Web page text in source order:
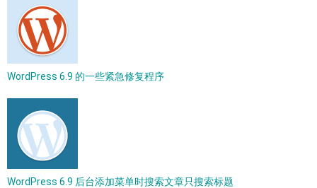
WordPress 6.9 的一些紧急修复程序
WordPress 6.9 后台添加菜单时搜索文章只搜索标题